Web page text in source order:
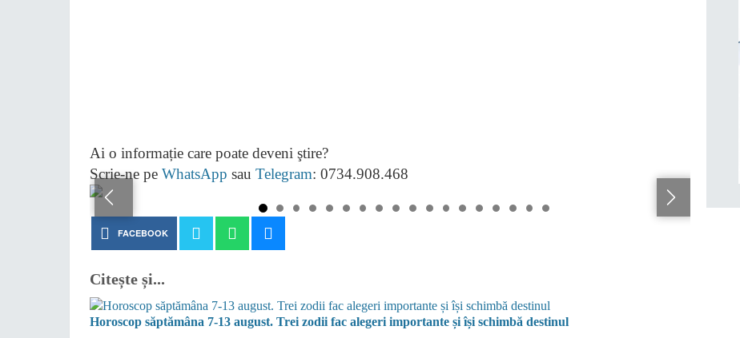
Ai o informație care poate deveni ştire?
Scrie-ne pe WhatsApp sau Telegram: 0734.908.468
FACEBOOK
Citește și...
Horoscop săptămâna 7-13 august. Trei zodii fac alegeri importante și își schimbă destinul